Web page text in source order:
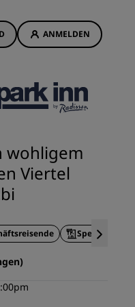
ANMELDEN
Buchung
anzeigen
Hotels
wohligem
Viertel
Speisen im